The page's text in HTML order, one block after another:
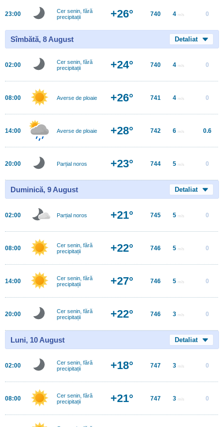
23:00
Cer senin, fără
precipitații
+26° 740 4 m/s 0
Sîmbătă, 8 August Detaliat
02:00
Cer senin, fără
precipitații
+24° 740 4 m/s 0
08:00 Averse de ploaie +26° 741 4 m/s 0
14:00 Averse de ploaie +28° 742 6 m/s 0.6
20:00 Parțial noros +23° 744 5 m/s 0
Duminică, 9 August Detaliat
02:00 Parțial noros +21° 745 5 m/s 0
08:00
Cer senin, fără
precipitații
+22° 746 5 m/s 0
14:00
Cer senin, fără
precipitații
+27° 746 5 m/s 0
20:00
Cer senin, fără
precipitații
+22° 746 3 m/s 0
Luni, 10 August Detaliat
02:00
Cer senin, fără
precipitații
+18° 747 3 m/s 0
08:00
Cer senin, fără
precipitații
+21° 747 3 m/s 0